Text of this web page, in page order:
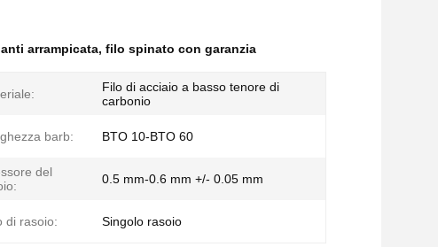
arrampicata, filo spinato con garanzia
Filo di acciaio a basso tenore di
carbonio
barb: BTO 10-BTO 60
del
0.5 mm-0.6 mm +/- 0.05 mm
di rasoio: Singolo rasoio